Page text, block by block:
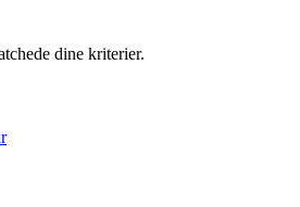
dine kriterier.